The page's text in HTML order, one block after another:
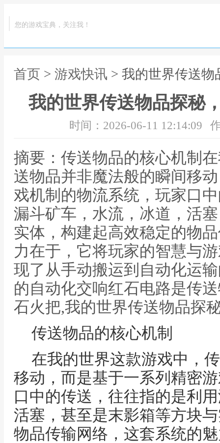
您的游戏宝典，关注我！
首页 > 游戏快讯 > 我的世界传送
我的世界传送物品探秘
时间：2026-06-11 12:14:09
摘要：传送物品的核心机制
送物品并非魔法般的瞬间移
戏机制的物流系统，玩家口
漏斗矿车，水流，冰道，活
实体，构建起高效稳定的物
力在于，它将玩家的智慧与
现了从手动搬运到自动化运
的自动化交响红石电路是传
石火把,我的世界传送物品探
传送物品的核心机制
在我的世界这款游戏中，
移动，而是基于一系列精密
口中的传送，往往指的是利
活塞，甚至是末影箱等方块
物品传输网络，这套系统的